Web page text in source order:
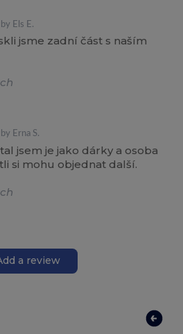
Els E.
jsme zadní část s naším
Erna S.
jsem je jako dárky a osoba
si mohu objednat další.
a review